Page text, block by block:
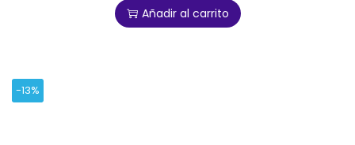
Añadir al carrito
-13%